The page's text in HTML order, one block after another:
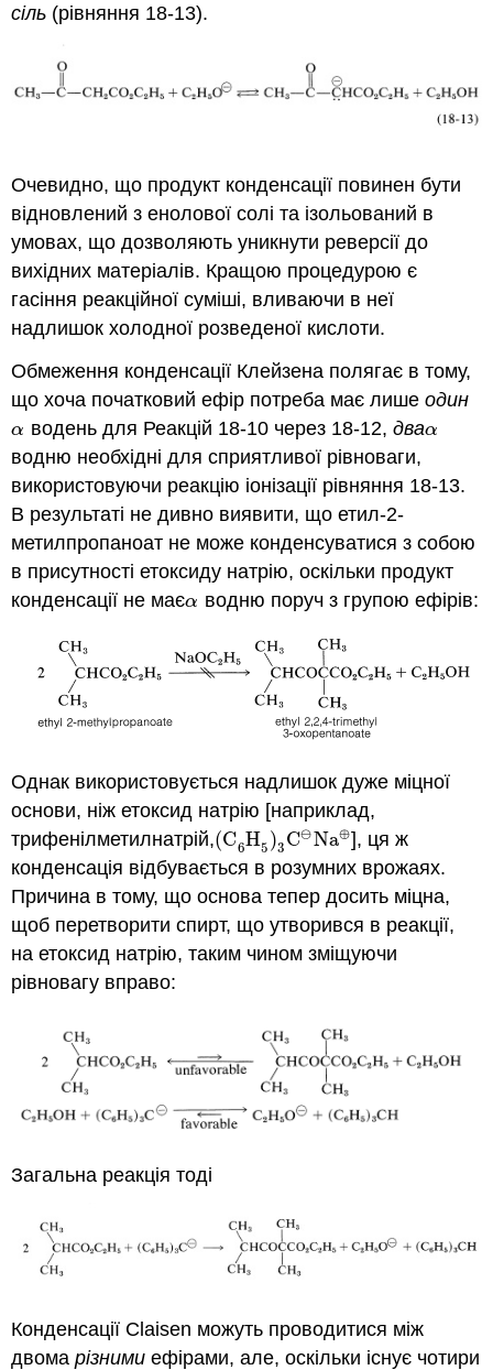
сіль (рівняння 18-13).
Очевидно, що продукт конденсації повинен бути
відновлений з енолової солі та ізольований в
умовах, що дозволяють уникнути реверсії до
вихідних матеріалів. Кращою процедурою є
гасіння реакційної суміші, вливаючи в неї
надлишок холодної розведеної кислоти.
Обмеження конденсації Клейзена полягає в тому,
що хоча початковий ефір потреба має лишеодин
α
α водень для Реакцій 18-10 через 18-12, дваα
α
водню необхідні для сприятливої рівноваги,
використовуючи реакцію іонізації рівняння 18-13.
В результаті не дивно виявити, що етил-2-
метилпропаноат не може конденсуватися з собою
в присутності етоксиду натрію, оскільки продукт
конденсації не маєα
α водню поруч з групою ефірів:
Однак використовується надлишок дуже міцної
основи, ніж етоксид натрію [наприклад,
трифенілметилнатрій,(C6H5)3C⊖Na⊕
(C6H5)3C⊖Na⊕], ця ж
конденсація відбувається в розумних врожаях.
Причина в тому, що основа тепер досить міцна,
щоб перетворити спирт, що утворився в реакції,
на етоксид натрію, таким чином зміщуючи
рівновагу вправо:
Загальна реакція тоді
Конденсації Claisen можуть проводитися між
двомарізними ефірами, але, оскільки існує чотири